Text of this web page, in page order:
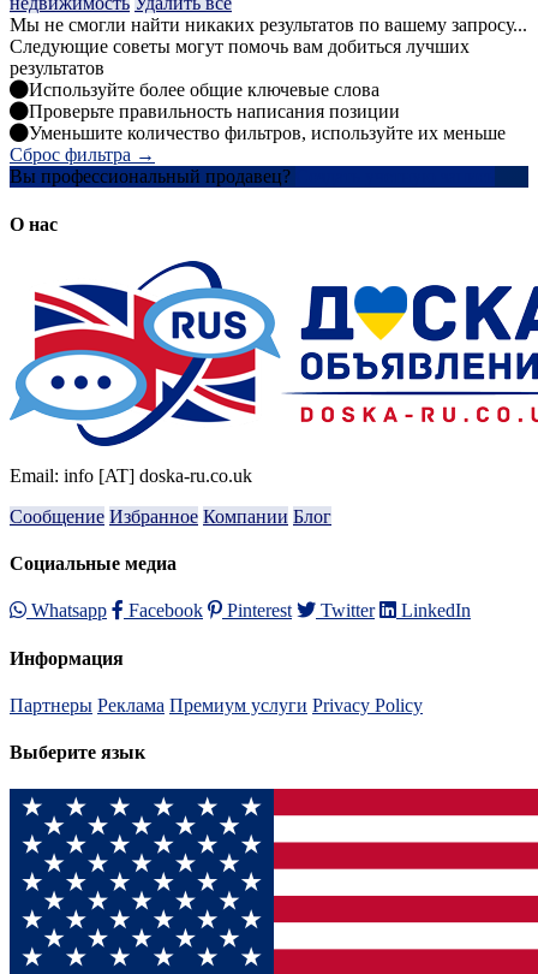
Мы не смогли найти никаких результатов по вашему запросу...
Следующие советы могут помочь вам добиться лучших
результатов
Используйте более общие ключевые слова
Проверьте правильность написания позиции
Уменьшите количество фильтров, используйте их меньше
Сброс фильтра →
Вы профессиональный продавец?
О нас
Email: info [AT] doska-ru.co.uk
Сообщение Избранное Компании Блог
Социальные медиа
Whatsapp Facebook Pinterest Twitter LinkedIn
Информация
Партнеры Реклама Премиум услуги Privacy Policy
Выберите язык